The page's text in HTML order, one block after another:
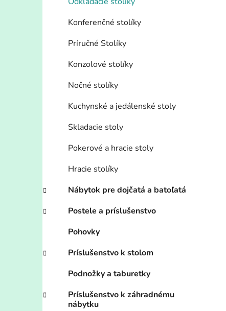
Konferenčné stolíky
Príručné Stolíky
Konzolové stolíky
Nočné stolíky
Kuchynské a jedálenské stoly
Skladacie stoly
Pokerové a hracie stoly
Hracie stolíky
Nábytok pre dojčatá a batoľatá
Postele a príslušenstvo
Pohovky
Príslušenstvo k stolom
Podnožky a taburetky
Príslušenstvo k záhradnému
nábytku